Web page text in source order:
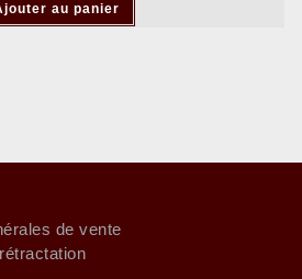
au panier
de vente